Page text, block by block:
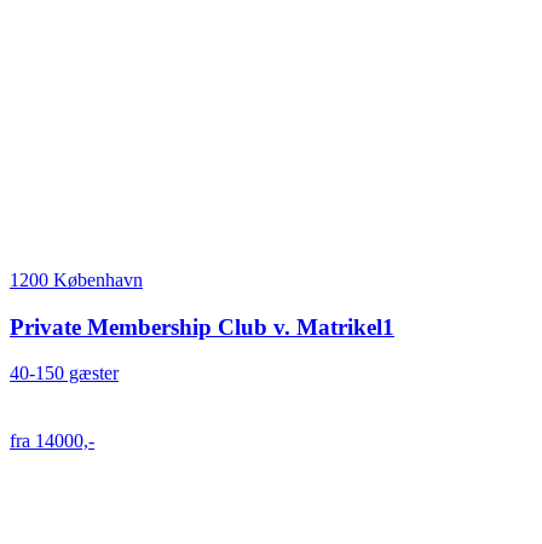
1200 København
Private Membership Club v. Matrikel1
40-150 gæster
fra 14000,-